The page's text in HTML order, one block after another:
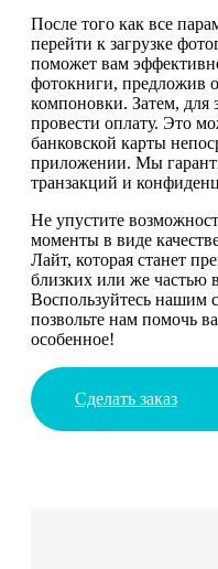
После того как все
перейти к загрузке
поможет вам
фотокниги, предложив
компоновки. Затем, для
провести оплату. Это
банковской карты
приложении. Мы
транзакций и
Не упустите
моменты в виде
Лайт, которая станет
близких или же частью
Воспользуйтесь нашим
позвольте нам помочь
особенное!
Сделать заказ